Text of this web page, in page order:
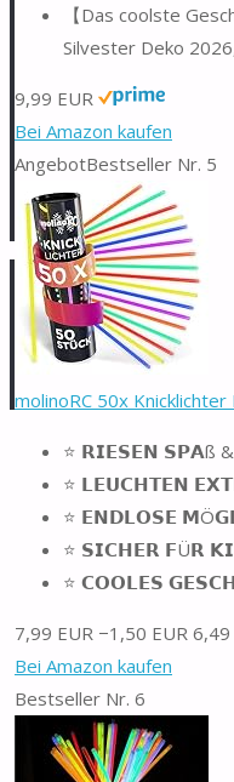
【Das coolste
Silvester Deko
9,99 EUR
Bei Amazon kaufen
AngebotBestseller Nr. 5
molinoRC 50x
⭐️ 𝗥𝗜𝗘𝗦𝗘𝗡 𝗦𝗣𝗔ß &
⭐️ 𝗟𝗘𝗨𝗖𝗛𝗧𝗘𝗡
⭐️ 𝗘𝗡𝗗𝗟𝗢𝗦𝗘
⭐️ 𝗦𝗜𝗖𝗛𝗘𝗥 𝗙Ü𝗥
⭐️ 𝗖𝗢𝗢𝗟𝗘𝗦
7,99 EUR −1,50 EUR 6,49
Bei Amazon kaufen
Bestseller Nr. 6